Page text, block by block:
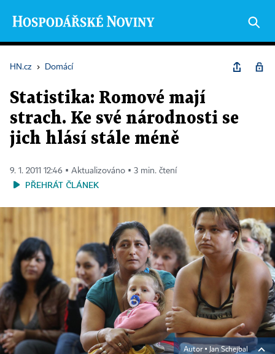
HN.cz › Domácí
Statistika: Romové mají
strach. Ke své národnosti se
jich hlásí stále méně
9. 1. 2011 12:46 ▪ Aktualizováno ▪ 3 min. čtení
PŘEHRÁT ČLÁNEK
Autor ▪ Jan Schejbal